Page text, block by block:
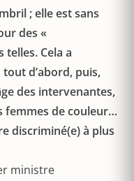
; elle est sans
des «
Cela a
d’abord, puis,
des intervenantes,
femmes de couleur…
discriminé(e) à plus
ministre